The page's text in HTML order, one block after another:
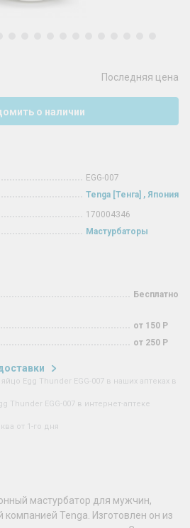
Последняя цена
о наличии
EGG-007
Tenga [Тенга] , Япония
170004346
Мастурбаторы
Бесплатно
от 150 Р
от 250 Р
Egg Thunder EGG-007 в наших аптеках в
Thunder EGG-007 в интернет-аптеке
от 1-го дня
мастурбатор для мужчин,
компанией Tenga. Изготовлен он из